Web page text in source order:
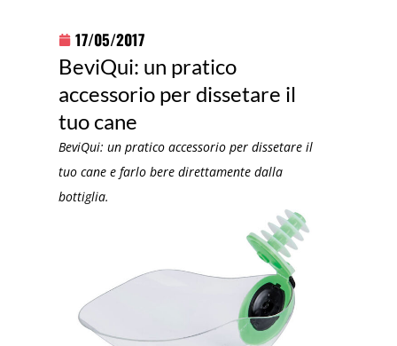
17/05/2017
BeviQui: un pratico
accessorio per dissetare il
tuo cane
BeviQui: un pratico accessorio per dissetare il
tuo cane e farlo bere direttamente dalla
bottiglia.